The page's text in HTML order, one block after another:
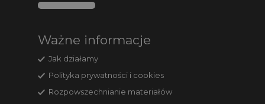
Ważne informacje
Jak działamy
Polityka prywatności i cookies
Rozpowszechnianie materiałów